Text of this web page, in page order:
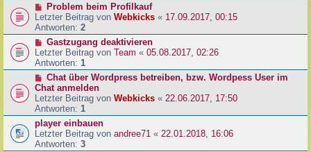
Problem beim Profilkauf
Letzter Beitrag von Webkicks « 17.09.2017, 00:15
Antworten: 2
Gastzugang deaktivieren
Letzter Beitrag von Team « 05.08.2017, 02:26
Antworten: 1
Chat über Wordpress betreiben, bzw. Wordpess User im
Chat anmelden
Letzter Beitrag von Webkicks « 22.06.2017, 17:50
Antworten: 1
player einbauen
Letzter Beitrag von andree71 « 22.01.2018, 16:06
Antworten: 3